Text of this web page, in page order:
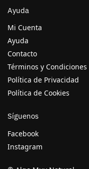
Ayuda
Mi Cuenta
Ayuda
Contacto
Términos y Condiciones
Política de Privacidad
Política de Cookies
Síguenos
Facebook
Instagram